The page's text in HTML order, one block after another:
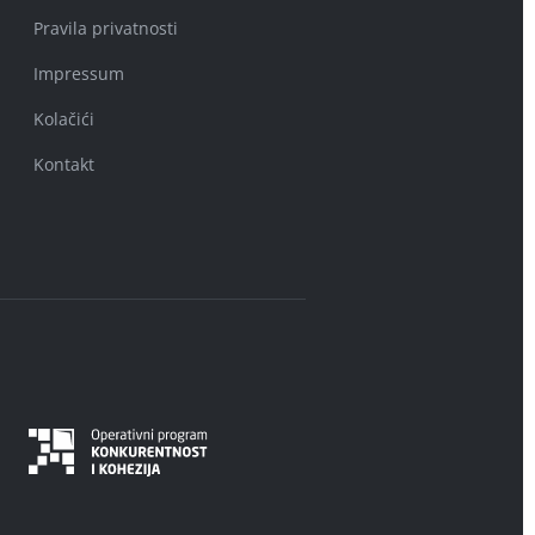
Pravila privatnosti
Impressum
Kolačići
Kontakt